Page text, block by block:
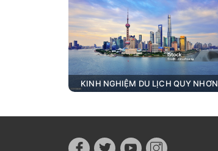
KINH NGHIỆM DU LỊCH QUY NHƠN